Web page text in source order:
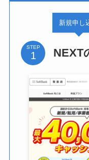
新規申し
STEP NEXT